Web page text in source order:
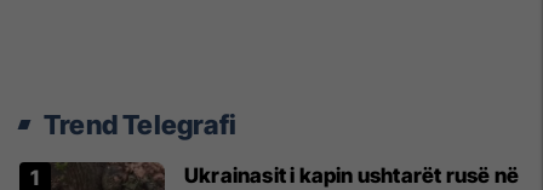
Trend Telegrafi
Ukrainasit i kapin ushtarët rusë në